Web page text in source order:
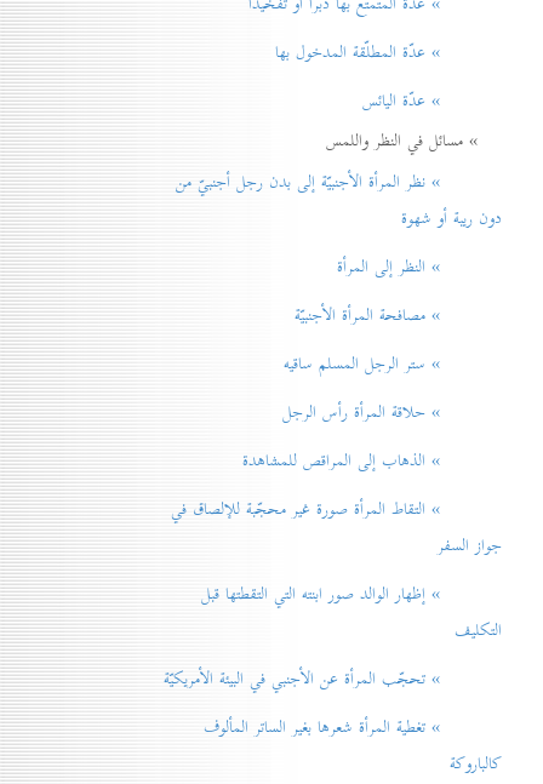
» عدّة المطلّقة المدخول بها
» عدّة اليائس
» مسائل في النظر واللمس
» نظر المرأة الأجنبيّة إلی بدن رجل أجنبيّ من
دون ريبة أو شهوة
» النظر إلی المرأة
» مصافحة المرأة الأجنبيّة
» ستر الرجل المسلم ساقيه
» حلاقة المرأة رأس الرجل
» الذهاب إلی المراقص للمشاهدة
» التقاط المرأة صورة غير محجّبة للإلصاق في
جواز السفر
» إظهار الوالد صور ابنته التي التقطتها قبل
التكليف
» تحجّب المرأة عن الأجنبي في البيئة الأمريكيّة
» تغطية المرأة شعرها بغير الساتر المألوف
كالباروكة